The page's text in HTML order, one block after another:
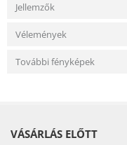
Jellemzők
Vélemények
További fényképek
VÁSÁRLÁS ELŐTT